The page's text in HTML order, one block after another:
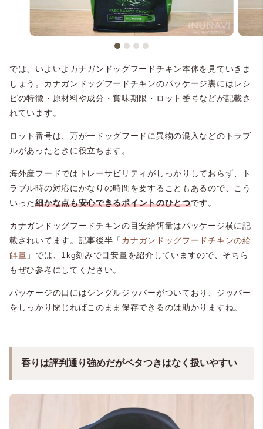
では、いよいよカナガンドッグフードチキン本体を見ていきま
しょう。カナガンドッグフードチキンのパッケージ裏にはレシ
ピの特徴・原材料や成分・賞味期限・ロット番号などが記載さ
れています。
ロット番号は、万が一ドッグフードに異物の混入などのトラブ
ルがあったときに役立ちます。
海外産フードではトレーサビリティがしっかりしておらず、ト
ラブル時の対応にかなりの時間を要することもあるので、こう
いった細かな点も安心できるポイントのひとつです。
カナガンドッグフードチキンの目安給餌量はパッケージ横に記
載されいてます。記事後半「 カナガンドッグフードチキンの給
餌量 」では、1kg刻みで目安量を紹介していますので、そちら
もぜひ参考にしてください。
パッケージの口にはシングルジッパーがついており、ジッパー
をしっかり閉じればこのまま保存できるのは助かりますね。
香りは評判通り強めだがベタつきはなく扱いやすい